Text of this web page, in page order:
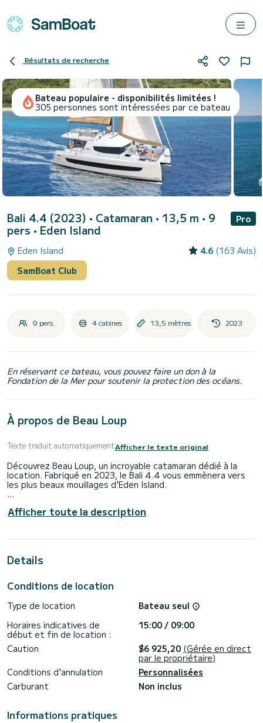
Résultats de recherche
Bateau populaire - disponibilités limitées !
305 personnes sont intéressées par ce bateau
Bali 4.4 (2023) • Catamaran • 13,5 m • 9
pers • Eden Island
Pro
Eden Island 4.6 (163 Avis)
SamBoat Club
9 pers. 4 cabines 13,5 mètres 2023
En réservant ce bateau, vous pouvez faire un don à la
Fondation de la Mer pour soutenir la protection des océans.
À propos de Beau Loup
Texte traduit automatiquementAfficher le texte original
Découvrez Beau Loup, un incroyable catamaran dédié à la
location. Fabriqué en 2023, le Bali 4.4 vous emmènera vers
les plus beaux mouillages d'Eden Island.
chevaux. Les 4 cabines peuvent accueillir 9 passagers en
Pour votre confort, Beau Loup dispose de 4 toilettes avec
Winch électrique, Réfrigérateur extérieur.
Nous vous invitons à demander un devis directement via la
Afficher toute la description
Details
Conditions de location
Type de location
Bateau seul
Horaires indicatives de
début et fin de location :
15:00 / 09:00
Caution
$6 925,20 (Gérée en direct
par le propriétaire)
Conditions d'annulation
Personnalisées
Carburant
Non inclus
Informations pratiques